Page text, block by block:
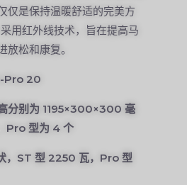
仅是保持温暖舒适的完美方
用红外线技术，旨在提高马
放松和康复。
Pro 20
分别为 1195×300×300 毫
Pro 型为 4 个
，ST 型 2250 瓦，Pro 型